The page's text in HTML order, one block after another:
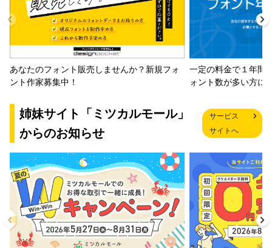
あなたのフォント販売しませんか？新規フォ
ント作家募集中！
一定の料金で１年間
ォント数が多い方に
姉妹サイト「ミツカルモール」
からのお知らせ
サービス
サイトへ